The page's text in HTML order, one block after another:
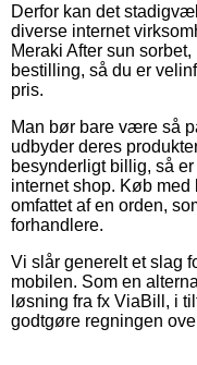
Derfor kan det
diverse internet
Meraki After sun
bestilling, så du er
pris.
Man bør bare være så
udbyder deres
besynderligt billig, så
internet shop. Køb
omfattet af en orden,
forhandlere.
Vi slår generelt et slag
mobilen. Som en
løsning fra fx ViaBill, i
godtgøre regningen